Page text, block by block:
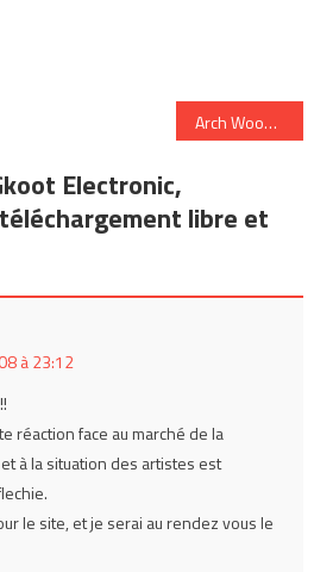
Arch Woodmann
Electronic,
libre et
à 23:12
réaction face au marché de la
à la situation des artistes est
le site, et je serai au rendez vous le